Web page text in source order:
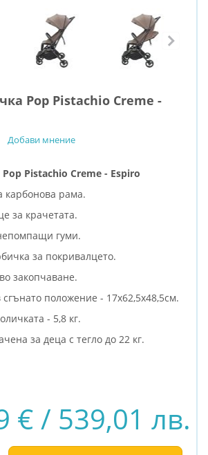
Pop Pistachio Creme -
Добави мнение
Pistachio Creme - Espiro
карбонова рама.
за крачетата.
гуми.
за покривалцето.
закопчаване.
положение - 17х62,5х48,5см.
- 5,8 кг.
за деца с тегло до 22 кг.
€ / 539,01 лв.